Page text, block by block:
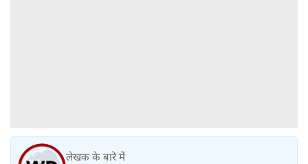
लेखक के बारे में